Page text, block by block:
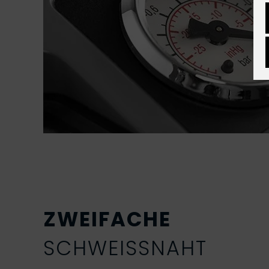
ZWEIFACHE
SCHWEISSNAHT